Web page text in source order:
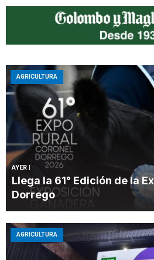
AGRICULTURA
AYER
Llega la 61° Edición de la
Dorrego
AGRICULTURA